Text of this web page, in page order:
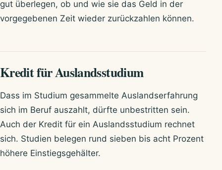
gut überlegen, ob und wie sie das Geld in der
vorgegebenen Zeit wieder zurückzahlen können.
Kredit für Auslandsstudium
Dass im Studium gesammelte Auslandserfahrung
sich im Beruf auszahlt, dürfte unbestritten sein.
Auch der Kredit für ein Auslandsstudium rechnet
sich. Studien belegen rund sieben bis acht Prozent
höhere Einstiegsgehälter.